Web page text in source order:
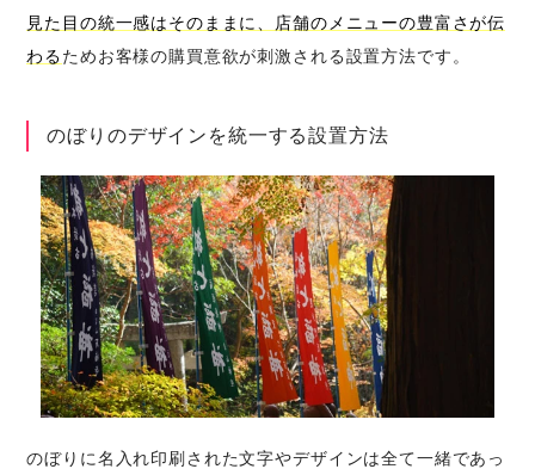
見た目の統一感はそのままに、店舗のメニューの豊富さが伝
わるためお客様の購買意欲が刺激される設置方法です。
のぼりのデザインを統一する設置方法
のぼりに名入れ印刷された文字やデザインは全て一緒であっ